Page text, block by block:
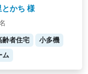
かち 様
齢者住宅
小多機
ム